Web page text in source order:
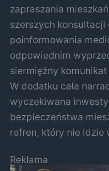
zapraszania
szerszych
poinformowania
odpowiednim
siermiężny
W dodatku cała
wyczekiwana
bezpieczeństwa
refren, który nie idzie
Reklama